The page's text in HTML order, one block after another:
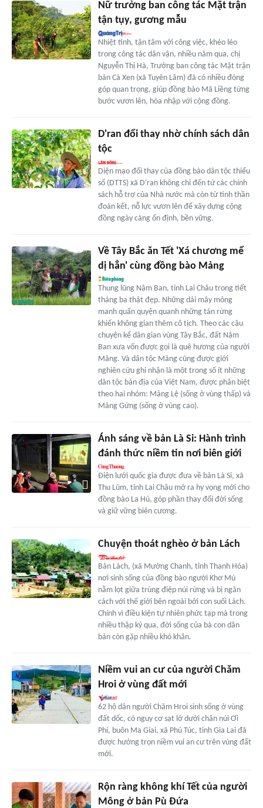
Nữ trưởng ban công tác Mặt trận
tận tụy, gương mẫu
Nhiệt tình, tận tâm với công việc, khéo léo
trong công tác dân vận, nhiều năm qua, chị
Nguyễn Thị Hà, Trưởng ban công tác Mặt trận
bản Cà Xen (xã Tuyên Lâm) đã có nhiều đóng
góp quan trọng, giúp đồng bào Mã Liềng từng
bước vươn lên, hòa nhập với cộng đồng.
D'ran đổi thay nhờ chính sách dân
tộc
Diện mạo đổi thay của đồng bào dân tộc thiểu
số (DTTS) xã D'ran không chỉ đến từ các chính
sách hỗ trợ của Nhà nước mà còn từ tinh thần
đoàn kết, nỗ lực vươn lên để xây dựng cộng
đồng ngày càng ổn định, bền vững.
Về Tây Bắc ăn Tết 'Xá chương mể
dị hẳn' cùng đồng bào Mảng
Thung lũng Nậm Ban, tỉnh Lai Châu trong tiết
tháng ba thật đẹp. Những dải mây mỏng
manh quấn quyện quanh những tán rừng
khiến không gian thêm cô tịch. Theo các câu
chuyện kể dân gian vùng Tây Bắc, đất Nậm
Ban xưa vốn được gọi là quê hương của người
Mảng. Và dân tộc Mảng cũng được giới
nghiên cứu ghi nhận là một trong số ít những
dân tộc bản địa của Việt Nam, được phân biệt
theo hai nhóm: Mảng Lệ (sống ở vùng thấp) và
Mảng Gứng (sống ở vùng cao).
Ánh sáng về bản Là Si: Hành trình
đánh thức niềm tin nơi biên giới
Điện lưới quốc gia được đưa về bản Là Si, xã
Thu Lũm, tỉnh Lai Châu mở ra hy vọng mới cho
đồng bào La Hủ, góp phần thay đổi đời sống
và giữ vững biên cương.
Chuyện thoát nghèo ở bản Lách
Bản Lách, (xã Mường Chanh, tỉnh Thanh Hóa)
nơi sinh sống của đồng bào người Khơ Mú
nằm lọt giữa trùng điệp núi rừng và bị ngăn
cách với thế giới bên ngoài bởi con suối Lách.
Chính vì điều kiện tự nhiên phức tạp mà trong
nhiều thập kỷ qua, đời sống của bà con dân
bản còn gặp nhiều khó khăn.
Niềm vui an cư của người Chăm
Hroi ở vùng đất mới
62 hộ dân người Chăm Hroi sinh sống ở vùng
đất dốc, có nguy cơ sạt lở dưới chân núi Ơi
Phí, buôn Ma Giai, xã Phú Túc, tỉnh Gia Lai đã
được hưởng trọn niềm vui an cư trên vùng đất
mới.
Rộn ràng không khí Tết của người
Mông ở bản Pù Đứa